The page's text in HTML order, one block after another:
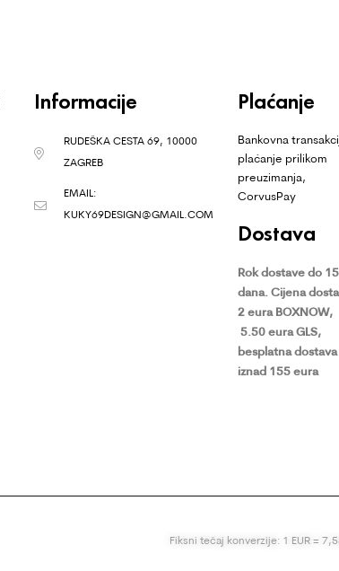
Informacije
RUDEŠKA CESTA 69, 10000
ZAGREB
EMAIL:
KUKY69DESIGN@GMAIL.COM
Plaćanje
Bankovna
plaćanje prilikom
preuzimanja,
CorvusPay
Dostava
Rok dostave do 15
dana. Cijena
2 eura BOXNOW,
5.50 eura GLS,
besplatna dostava
iznad 155 eura
Fiksni tečaj konverzije: 1 EUR =